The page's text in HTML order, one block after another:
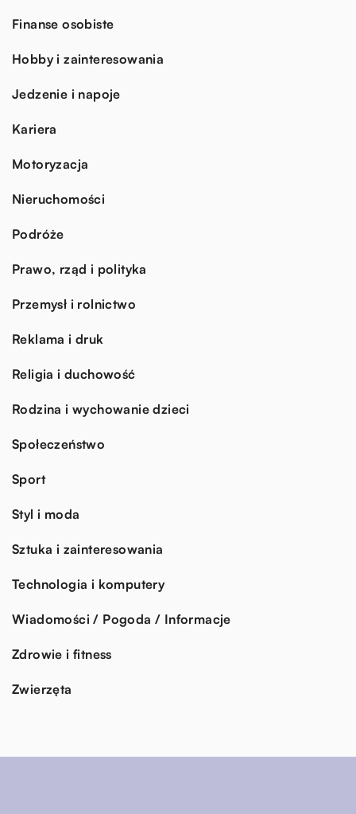
Finanse osobiste
Hobby i zainteresowania
Jedzenie i napoje
Kariera
Motoryzacja
Nieruchomości
Podróże
Prawo, rząd i polityka
Przemysł i rolnictwo
Reklama i druk
Religia i duchowość
Rodzina i wychowanie dzieci
Społeczeństwo
Sport
Styl i moda
Sztuka i zainteresowania
Technologia i komputery
Wiadomości / Pogoda / Informacje
Zdrowie i fitness
Zwierzęta